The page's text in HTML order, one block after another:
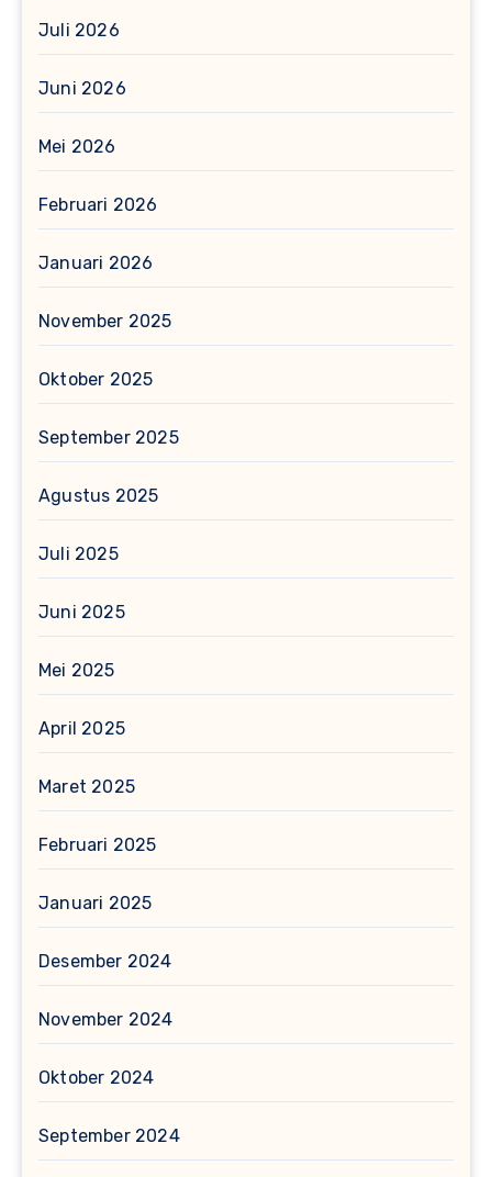
Juli 2026
Juni 2026
Mei 2026
Februari 2026
Januari 2026
November 2025
Oktober 2025
September 2025
Agustus 2025
Juli 2025
Juni 2025
Mei 2025
April 2025
Maret 2025
Februari 2025
Januari 2025
Desember 2024
November 2024
Oktober 2024
September 2024